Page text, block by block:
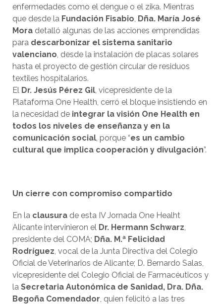
enfermedades como el dengue o el zika. Mientras
que desde la Fundación Fisabio, Dña. María José
Mora detalló algunas de las acciones emprendidas
para descarbonizar el sistema sanitario
valenciano, desde la instalación de placas solares
hasta el proyecto de gestión circular de residuos
textiles hospitalarios.
El Dr. Jesús Pérez Gil, vicepresidente de la
Plataforma One Health, cerró el bloque insistiendo en
la necesidad de integrar la visión One Health en
todos los niveles de enseñanza y en la
comunicación social, porque “es un cambio
cultural que implica cooperación y divulgación”.
Un cierre con compromiso compartido
En la clausura de esta IV Jornada One Healht
Alicante intervinieron el Dr. Hermann Schwarz,
presidente del COMA; Dña. M.ª Felicidad
Rodríguez, vocal de la Junta Directiva del Colegio
Oficial de Veterinarios de Alicante; D. Bernardo Salas,
vicepresidente del Colegio Oficial de Farmacéuticos y
la Secretaria Autonómica de Sanidad, Dra. Dña.
Begoña Comendador, quien felicitó a las tres